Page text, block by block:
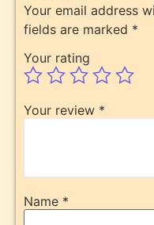
Your email address
fields are marked *
Your rating
Your review *
Name *